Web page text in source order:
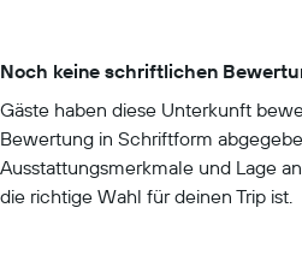
Noch keine schriftlichen
Gäste haben diese Unterkunft
Bewertung in Schriftform
Ausstattungsmerkmale und Lage
die richtige Wahl für deinen Trip ist.